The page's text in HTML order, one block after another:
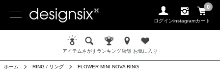
ログインinstagram
0
カート
アイテムさがすランキング店舗 お気に入り
ホーム RING / リング FLOWER MINI NOVA RING